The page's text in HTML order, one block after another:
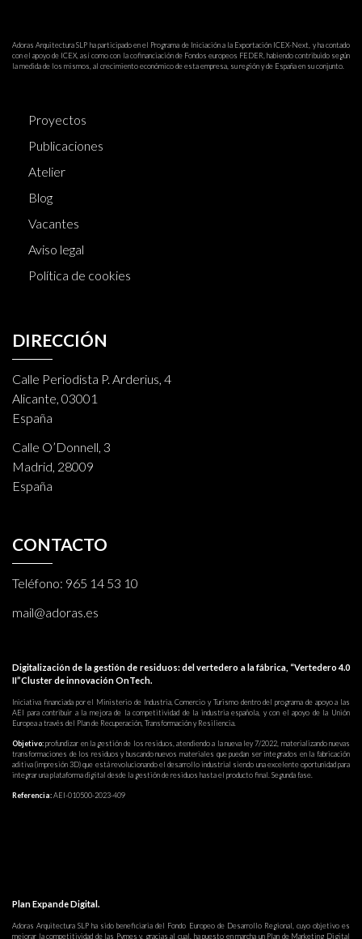
Adoras Arquitectura SLP ha participado en el Programa de Iniciación a la Exportación ICEX-Next, y ha contado
con el apoyo de ICEX, así como con la cofinanciación de Fondos europeos FEDER, habiendo contribuido según
la medida de los mismos, al crecimiento económico de esta empresa, su región y de España en su conjunto.
Proyectos
Publicaciones
Atelier
Blog
Vacantes
Aviso legal
Política de cookies
DIRECCIÓN
Calle Periodista P. Arderius, 4
Alicante, 03001
España
Calle O’Donnell, 3
Madrid, 28009
España
CONTACTO
Teléfono: 965 14 53 10
mail@adoras.es
Digitalización de la gestión de residuos: del vertedero a la fábrica, “Vertedero 4.0
II”Cluster de innovación OnTech.
Iniciativa financiada por el Ministerio de Industria, Comercio y Turismo dentro del programa de apoyo a las
AEI para contribuir a la mejora de la competitividad de la industria española, y con el apoyo de la Unión
Europea a través del Plan de Recuperación, Transformación y Resiliencia.
Objetivo:profundizar en la gestión de los residuos, atendiendo a la nueva ley 7/2022, materializando nuevas
transformaciones de los residuos y buscando nuevos materiales que puedan ser integrados en la fabricación
aditiva (impresión 3D) que está revolucionando el desarrollo industrial siendo una excelente oportunidad para
integrar una plataforma digital desde la gestión de residuos hasta el producto final. Segunda fase.
Referencia:AEI-010500-2023-409
Plan Expande Digital.
Adoras Arquitectura SLP ha sido beneficiaria del Fondo Europeo de Desarrollo Regional, cuyo objetivo es
mejorar la competitividad de las Pymes y, gracias al cual, ha puesto en marcha un Plan de Marketing Digital